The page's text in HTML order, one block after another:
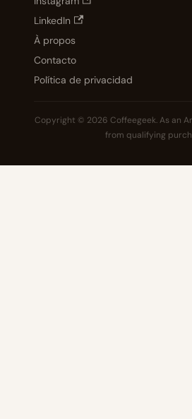
LinkedIn
À propos
Contacto
Política de privacidad
Copyright © 2026 Coffeegeek. As an
from qualifying